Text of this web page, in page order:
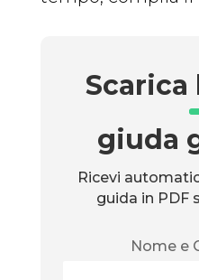
Scarica
giuda
Ricevi
guida in PDF
Nome e